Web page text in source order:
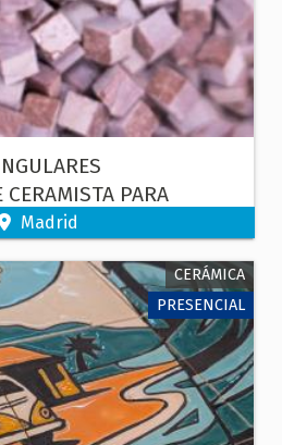
CERAMISTA PARA
Madrid
CERÁMICA
PRESENCIAL